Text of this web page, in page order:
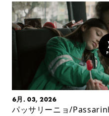
6月. 03, 2026
パッサリーニョ/